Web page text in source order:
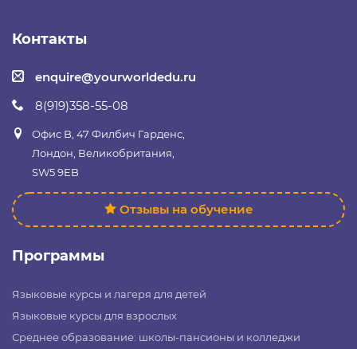
Контакты
enquire@yourworldedu.ru
8(919)358-55-08
Офис B, 47 Филбич Гарденс,
Лондон, Великобритания,
SW5 9EB
Отзывы на обучение
Программы
Языковые курсы и лагеря для детей
Языковые курсы для взрослых
Среднее образование: школы-пансионы и колледжи